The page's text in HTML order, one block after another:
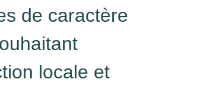
de caractère
locale et